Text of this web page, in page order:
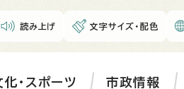
読み上げ 文字サイズ・配色
化・スポーツ 市政情報